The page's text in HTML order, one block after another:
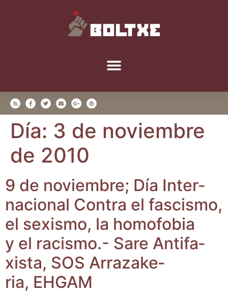
Día: 3 de noviembre
de 2010
9 de noviem­bre; Día Inter­
na­cio­nal Con­tra el fas­cis­mo,
el sexis­mo, la homo­fo­bia
y el racis­mo.- Sare Anti­fa­
xis­ta, SOS Arra­za­ke­
ria, EHGAM